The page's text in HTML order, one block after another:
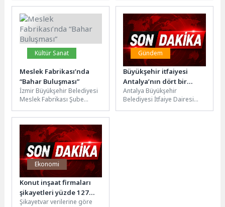
Büyükşehir Belediyesi ve
MANULAŞ’a ait...
ve gelecekteki altyapı
ihtiyaçlarını karşılamak
amacıyla başlattığı...
Kültür Sanat
Meslek Fabrikası’nda
“Bahar Buluşması”
İzmir Büyükşehir Belediyesi
Meslek Fabrikası Şube
mezunları ve iş dünyasını
“Bahar Buluşması”
etkinliğinde...
Gündem
Büyükşehir itfaiyesi
Antalya’nın dört bir
yanında görev başında
Antalya Büyükşehir
Belediyesi İtfaiye Dairesi
Ekonomi
Konut inşaat firmaları
şikayetleri yüzde 127
arttı
Şikayetvar verilerine göre